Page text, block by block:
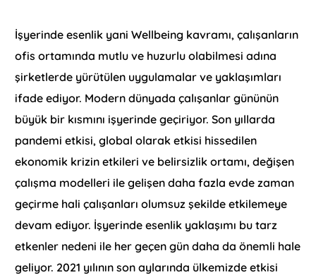
İşyerinde esenlik yani Wellbeing kavramı, çalışanların
ofis ortamında mutlu ve huzurlu olabilmesi adına
şirketlerde yürütülen uygulamalar ve yaklaşımları
ifade ediyor. Modern dünyada çalışanlar gününün
büyük bir kısmını işyerinde geçiriyor. Son yıllarda
pandemi etkisi, global olarak etkisi hissedilen
ekonomik krizin etkileri ve belirsizlik ortamı, değişen
çalışma modelleri ile gelişen daha fazla evde zaman
geçirme hali çalışanları olumsuz şekilde etkilemeye
devam ediyor. İşyerinde esenlik yaklaşımı bu tarz
etkenler nedeni ile her geçen gün daha da önemli hale
geliyor. 2021 yılının son aylarında ülkemizde etkisi